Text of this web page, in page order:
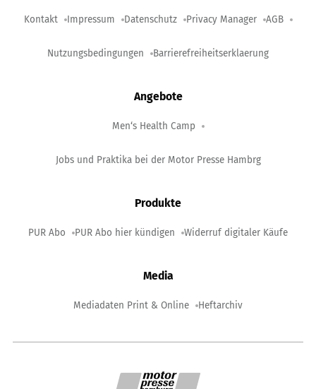
Kontakt Impressum Datenschutz Privacy Manager AGB
Nutzungsbedingungen Barrierefreiheitserklaerung
Angebote
Men‘s Health Camp
Jobs und Praktika bei der Motor Presse Hambrg
Produkte
PUR Abo PUR Abo hier kündigen Widerruf digitaler Käufe
Media
Mediadaten Print & Online Heftarchiv